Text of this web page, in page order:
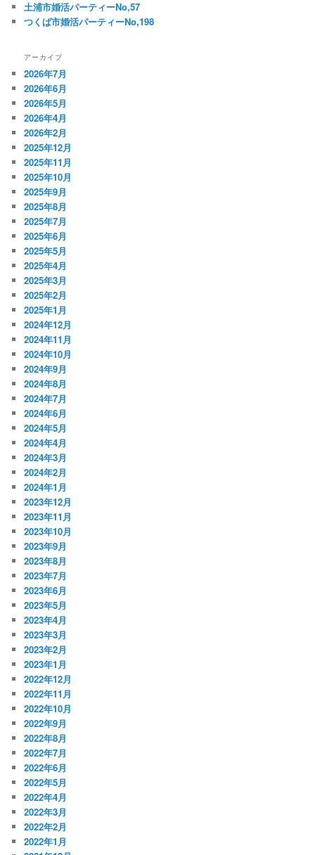
土浦市婚活パーティーNo,57
つくば市婚活パーティーNo,198
アーカイブ
2026年7月
2026年6月
2026年5月
2026年4月
2026年2月
2025年12月
2025年11月
2025年10月
2025年9月
2025年8月
2025年7月
2025年6月
2025年5月
2025年4月
2025年3月
2025年2月
2025年1月
2024年12月
2024年11月
2024年10月
2024年9月
2024年8月
2024年7月
2024年6月
2024年5月
2024年4月
2024年3月
2024年2月
2024年1月
2023年12月
2023年11月
2023年10月
2023年9月
2023年8月
2023年7月
2023年6月
2023年5月
2023年4月
2023年3月
2023年2月
2023年1月
2022年12月
2022年11月
2022年10月
2022年9月
2022年8月
2022年7月
2022年6月
2022年5月
2022年4月
2022年3月
2022年2月
2022年1月